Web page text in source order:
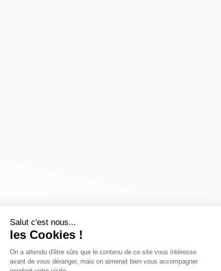
Salut c'est nous...
les Cookies !
On a attendu d'être sûrs que le contenu de ce site vous intéresse
avant de vous déranger, mais on aimerait bien vous accompagner